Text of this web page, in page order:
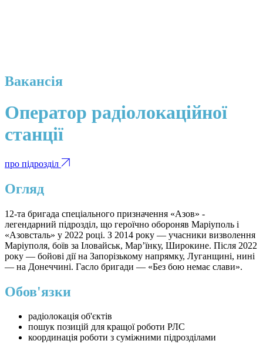
Вакансія
Оператор радіолокаційної
станції
про підрозділ
Огляд
12-та бригада спеціального призначення «Азов» -
легендарний підрозділ, що героїчно обороняв Маріуполь і
«Азовсталь» у 2022 році. З 2014 року — учасники визволення
Маріуполя, боїв за Іловайськ, Марʼїнку, Широкине. Після 2022
року — бойові дії на Запорізькому напрямку, Луганщині, нині
— на Донеччині. Гасло бригади — «Без бою немає слави».
Обов'язки
радіолокація об'єктів
пошук позицій для кращої роботи РЛС
координація роботи з суміжними підрозділами